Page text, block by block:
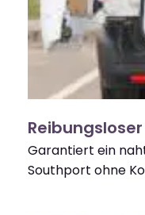
Garantiert ein
Southport ohne